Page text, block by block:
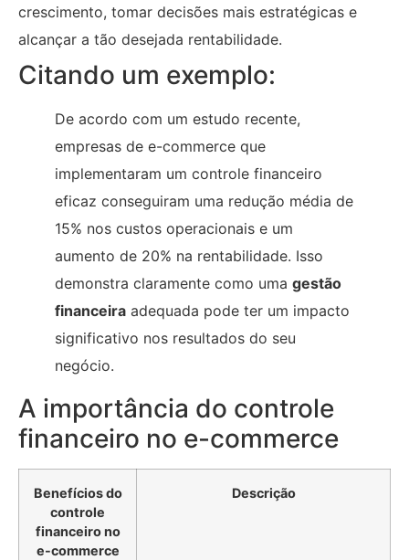
crescimento, tomar decisões mais estratégicas e
alcançar a tão desejada rentabilidade.
Citando um exemplo:
De acordo com um estudo recente,
empresas de e-commerce que
implementaram um controle financeiro
eficaz conseguiram uma redução média de
15% nos custos operacionais e um
aumento de 20% na rentabilidade. Isso
demonstra claramente como uma gestão
financeira adequada pode ter um impacto
significativo nos resultados do seu
negócio.
A importância do controle
financeiro no e-commerce
Benefícios do
controle
financeiro no
e-commerce
Descrição